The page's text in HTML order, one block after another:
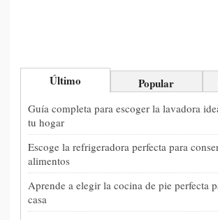
Último Popular
Guía completa para escoger la lavadora
tu hogar
Escoge la refrigeradora perfecta para
alimentos
Aprende a elegir la cocina de pie perfecta
casa